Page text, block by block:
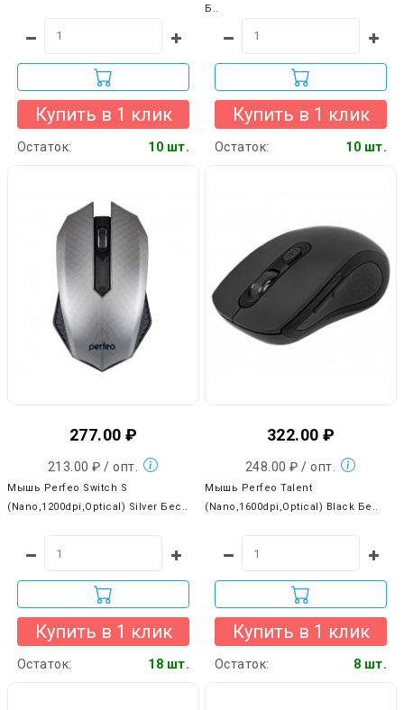
Купить в 1 клик
Остаток: 10 шт.
Б..
Купить в 1 клик
Остаток: 10 шт.
277.00 ₽
213.00 ₽ / опт.
Мышь Perfeo Switch S
(Nano,1200dpi,Optical) Silver Бес..
Купить в 1 клик
Остаток: 18 шт.
322.00 ₽
248.00 ₽ / опт.
Мышь Perfeo Talent
(Nano,1600dpi,Optical) Black Бе..
Купить в 1 клик
Остаток: 8 шт.